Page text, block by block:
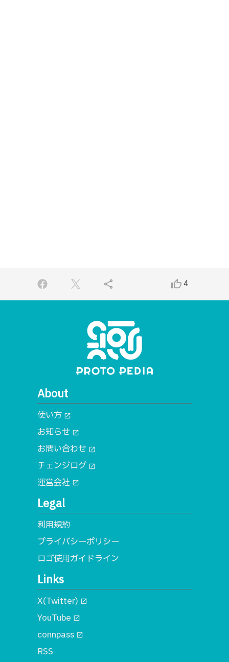
share thumb_up_alt4
About
使い方 open_in_new
お知らせ open_in_new
お問い合わせ open_in_new
チェンジログ open_in_new
運営会社 open_in_new
Legal
利用規約
プライバシーポリシー
ロゴ使用ガイドライン
Links
X(Twitter) open_in_new
YouTube open_in_new
connpass open_in_new
RSS